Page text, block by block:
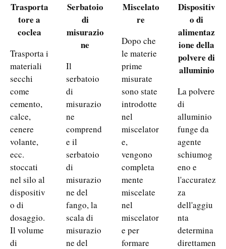
Trasporta
tore a
coclea
Trasporta i
materiali
secchi
come
cemento,
calce,
cenere
volante,
ecc.
stoccati
nel silo al
dispositiv
o di
dosaggio.
Il volume
di
Serbatoio
di
misurazio
ne
Il
serbatoio
di
misurazio
ne
comprend
e il
serbatoio
di
misurazio
ne del
fango, la
scala di
misurazio
ne del
Miscelato
re
Dopo che
le materie
prime
misurate
sono state
introdotte
nel
miscelator
e,
vengono
completa
mente
miscelate
nel
miscelator
e per
formare
Dispositiv
o di
alimentaz
ione della
polvere di
alluminio
La polvere
di
alluminio
funge da
agente
schiumog
eno e
l'accuratez
za
dell'aggiu
nta
determina
direttamen